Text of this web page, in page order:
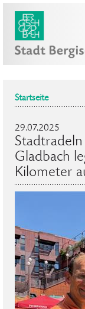
Startseite
29.07.2025
Gladbach
Kilometer